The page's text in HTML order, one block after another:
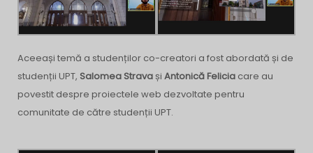
Aceeași temă a studenților co-creatori a fost abordată și de
studenții UPT, Salomea Stravași Antonică Felicia care au
povestit despre proiectele web dezvoltate pentru
comunitate de către studenții UPT.